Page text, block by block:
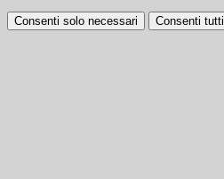
Consenti solo necessari Consenti tutti